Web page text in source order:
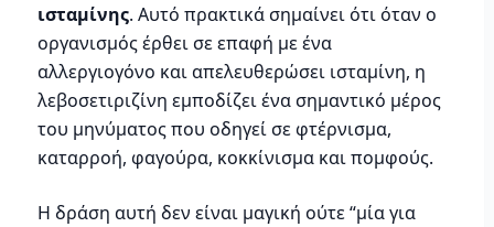
ισταμίνης. Αυτό πρακτικά σημαίνει ότι όταν ο
οργανισμός έρθει σε επαφή με ένα
αλλεργιογόνο και απελευθερώσει ισταμίνη, η
λεβοσετιριζίνη εμποδίζει ένα σημαντικό μέρος
του μηνύματος που οδηγεί σε φτέρνισμα,
καταρροή, φαγούρα, κοκκίνισμα και πομφούς.
Η δράση αυτή δεν είναι μαγική ούτε “μία για